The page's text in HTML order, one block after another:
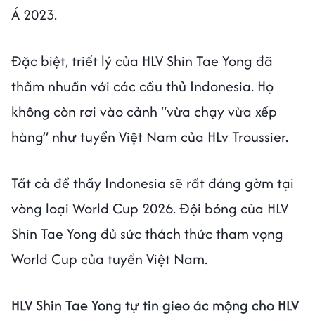
Á 2023.
Đặc biệt, triết lý của HLV Shin Tae Yong đã
thấm nhuần với các cầu thủ Indonesia. Họ
không còn rơi vào cảnh “vừa chạy vừa xếp
hàng” như tuyển Việt Nam của HLv Troussier.
Tất cả để thấy Indonesia sẽ rất đáng gờm tại
vòng loại World Cup 2026. Đội bóng của HLV
Shin Tae Yong đủ sức thách thức tham vọng
World Cup của tuyển Việt Nam.
HLV Shin Tae Yong tự tin gieo ác mộng cho HLV